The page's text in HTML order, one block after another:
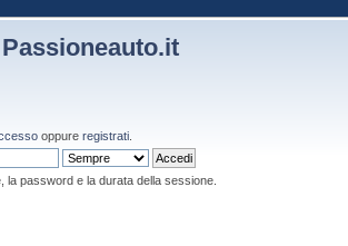
oppure registrati
la password e la durata della sessione.